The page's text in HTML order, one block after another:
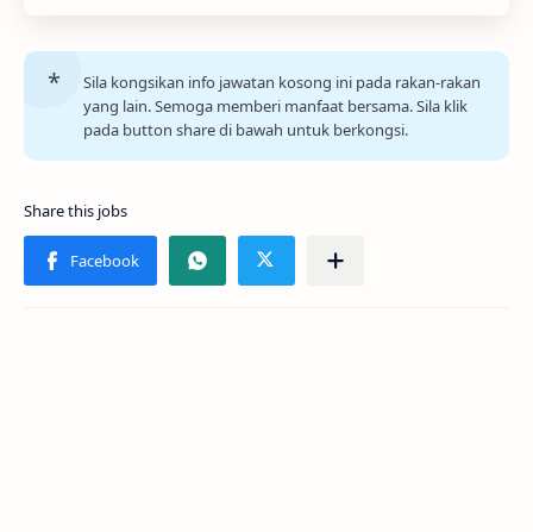
Sila kongsikan info jawatan kosong ini pada rakan-rakan
yang lain. Semoga memberi manfaat bersama. Sila klik
pada button share di bawah untuk berkongsi.